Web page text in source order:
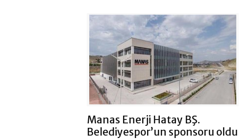
Manas Enerji Hatay BŞ.
Belediyespor’un sponsoru oldu